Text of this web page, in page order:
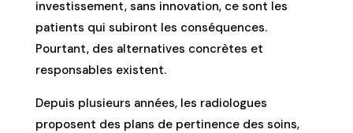
investissement, sans innovation, ce sont les
patients qui subiront les conséquences.
Pourtant, des alternatives concrètes et
responsables existent.
Depuis plusieurs années, les radiologues
proposent des plans de pertinence des soins,